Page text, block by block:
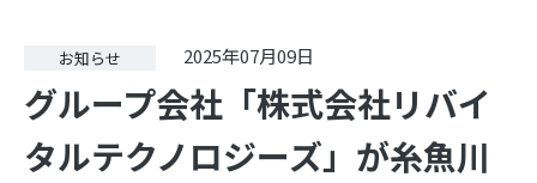
お知らせ 2025年07月09日
グループ会社「株式会社リバイ
タルテクノロジーズ」が糸魚川